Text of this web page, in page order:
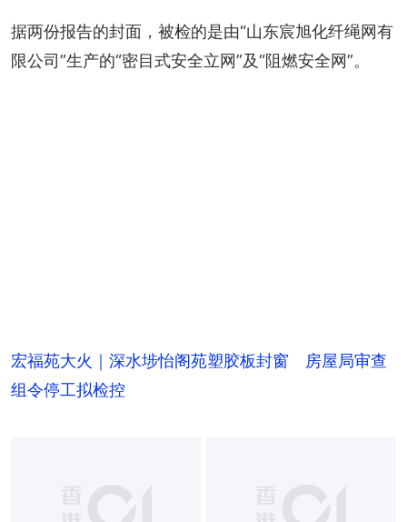
据两份报告的封面，被检的是由“山东宸旭化纤绳网有
限公司”生产的“密目式安全立网”及“阻燃安全网”。
宏福苑大火｜深水埗怡阁苑塑胶板封窗 房屋局审查
组令停工拟检控